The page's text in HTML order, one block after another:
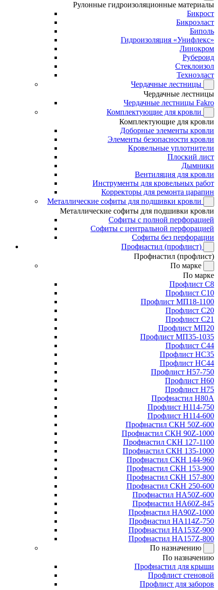
Рулонные гидроизоляционные материалы
Бикрост
Бикроэласт
Биполь
Гидроизоляция «Унифлекс»
Линокром
Рубероид
Стеклоизол
Техноэласт
Чердачные лестницы
Чердачные лестницы
Чердачные лестницы Fakro
Комплектующие для кровли
Комплектующие для кровли
Доборные элементы кровли
Элементы безопасности кровли
Кровельные уплотнители
Плоский лист
Дымники
Вентиляция для кровли
Инструменты для кровельных работ
Корректоры для ремонта царапин
Металлические софиты для подшивки кровли
Металлические софиты для подшивки кровли
Софиты с полной перфорацией
Софиты с центральной перфорацией
Софиты без перфорации
Профнастил (профлист)
Профнастил (профлист)
По марке
По марке
Профлист С8
Профлист С10
Профлист МП18-1100
Профлист С20
Профлист С21
Профлист МП20
Профлист МП35-1035
Профлист С44
Профлист НС35
Профлист НС44
Профлист Н57-750
Профлист Н60
Профлист Н75
Профнастил Н80А
Профлист Н114-750
Профлист Н114-600
Профнастил СКН 50Z-600
Профнастил СКН 90Z-1000
Профнастил СКН 127-1100
Профнастил СКН 135-1000
Профнастил СКН 144-960
Профнастил СКН 153-900
Профнастил СКН 157-800
Профнастил СКН 250-600
Профнастил НА50Z-600
Профнастил НА60Z-845
Профнастил НА90Z-1000
Профнастил НА114Z-750
Профнастил НА153Z-900
Профнастил НА157Z-800
По назначению
По назначению
Профнастил для крыши
Профлист стеновой
Профлист для заборов